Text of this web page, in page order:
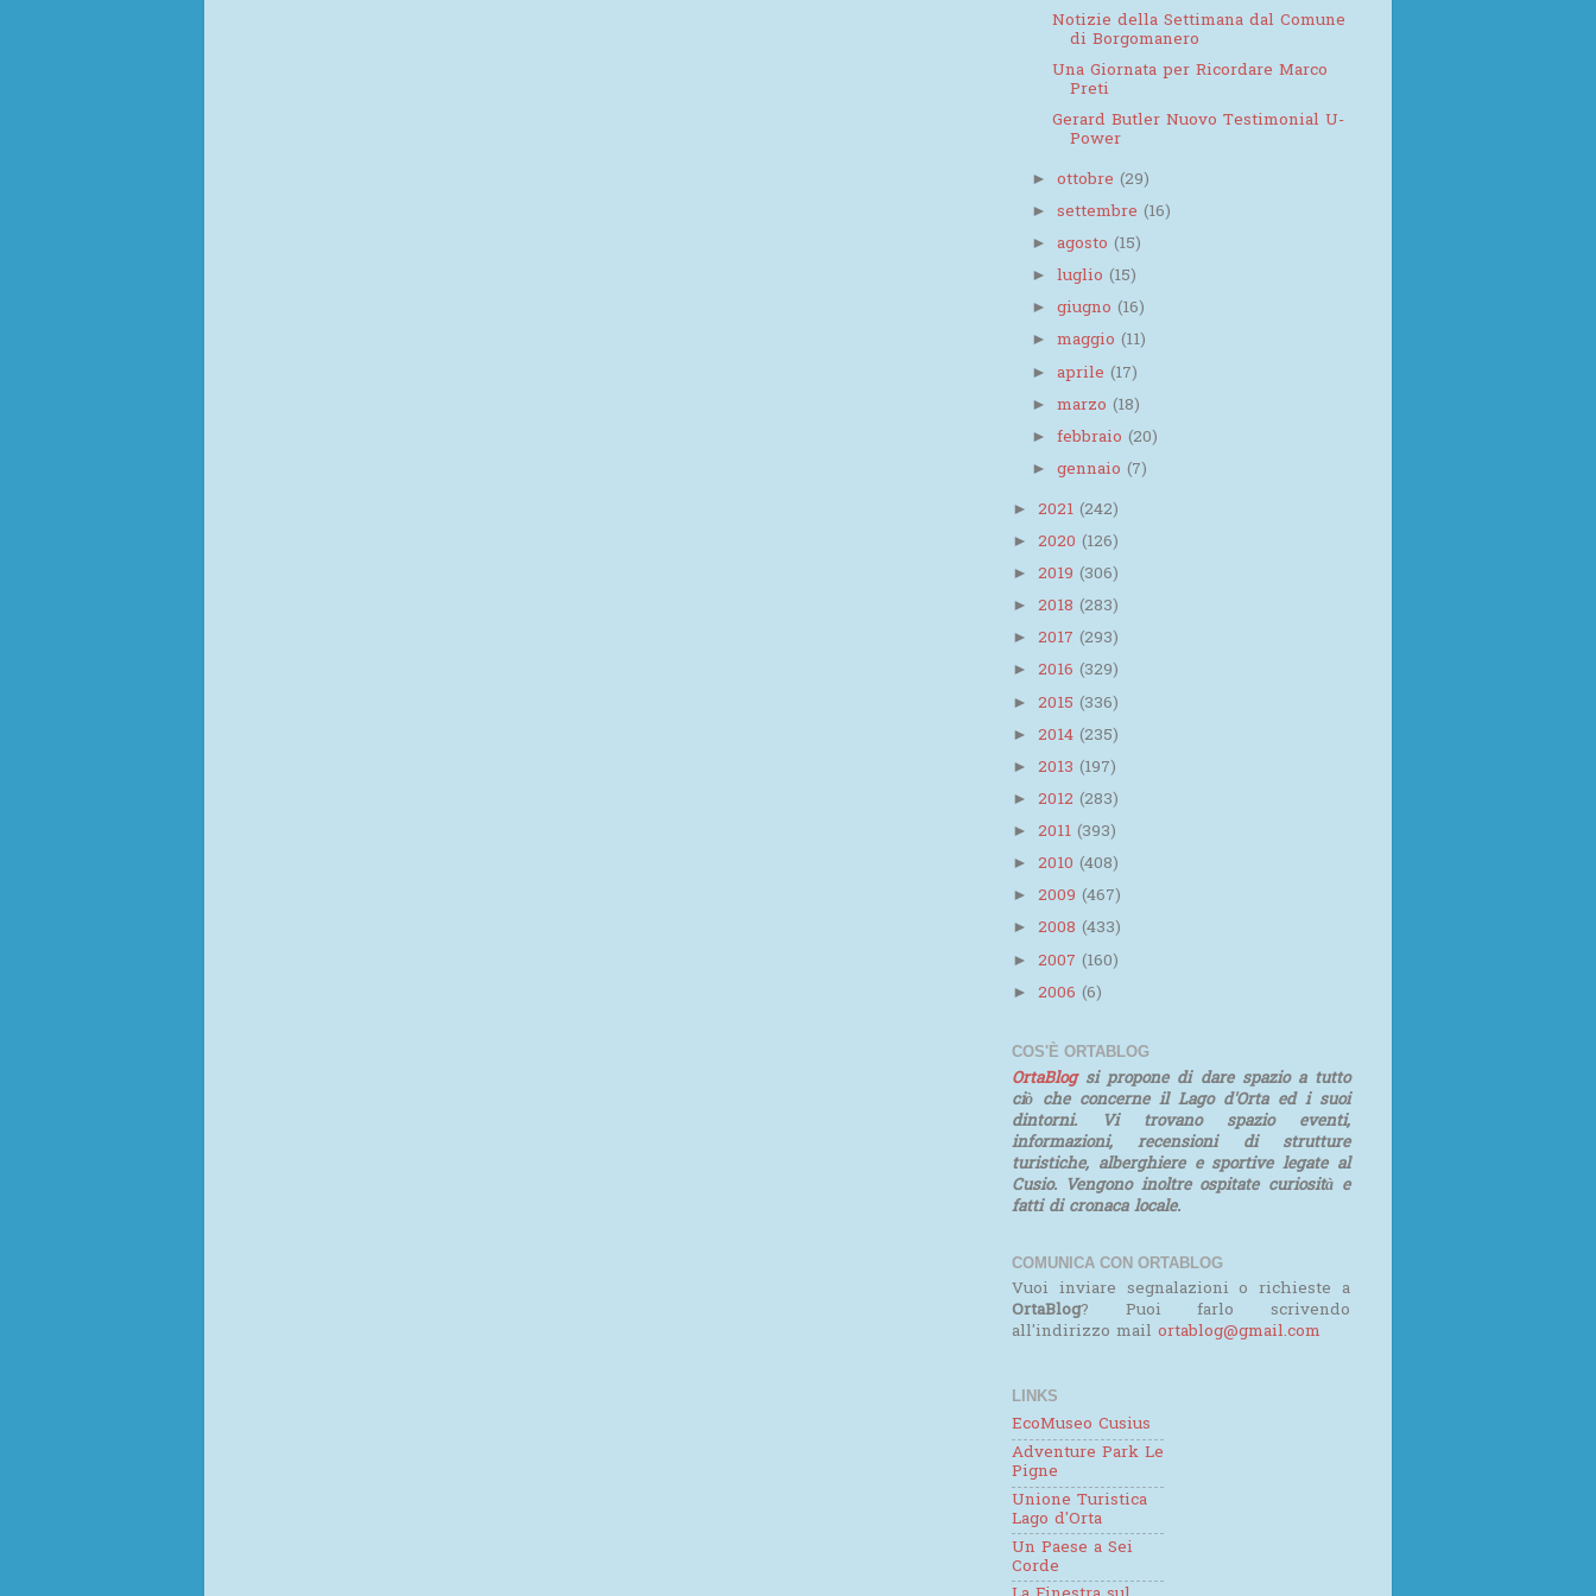
Notizie della Settimana dal Comune
di Borgomanero
Una Giornata per Ricordare Marco
Preti
Gerard Butler Nuovo Testimonial U-
Power
►ottobre(29)
►settembre(16)
►agosto(15)
►luglio(15)
►giugno(16)
►maggio(11)
►aprile(17)
►marzo(18)
►febbraio(20)
►gennaio(7)
► 2021 (242)
► 2020 (126)
► 2019 (306)
► 2018 (283)
► 2017 (293)
► 2016 (329)
► 2015 (336)
► 2014 (235)
► 2013 (197)
► 2012 (283)
► 2011 (393)
► 2010 (408)
► 2009 (467)
► 2008 (433)
► 2007 (160)
► 2006 (6)
COS'È ORTABLOG
OrtaBlog si propone di dare spazio a tutto
ciò che concerne il Lago d'Orta ed i suoi
dintorni. Vi trovano spazio eventi,
informazioni, recensioni di strutture
turistiche, alberghiere e sportive legate al
Cusio. Vengono inoltre ospitate curiosità e
fatti di cronaca locale.
COMUNICA CON ORTABLOG
Vuoi inviare segnalazioni o richieste a
OrtaBlog? Puoi farlo scrivendo
all'indirizzo mail ortablog@gmail.com
LINKS
EcoMuseo Cusius
Adventure Park Le
Pigne
Unione Turistica
Lago d'Orta
Un Paese a Sei
Corde